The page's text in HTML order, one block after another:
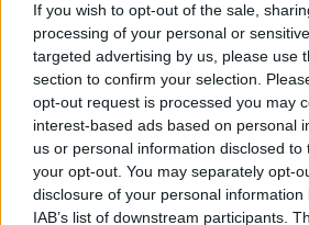
If you wish to opt-out of the sale,
processing of your personal or
targeted advertising by us, please use
section to confirm your selection.
opt-out request is processed you may
interest-based ads based on personal
us or personal information disclosed
your opt-out. You may separately opt-
disclosure of your personal
IAB’s list of downstream participants.
hivatalos pilóta, Timo Scheider sem
Extreme E őt is helyettesíteni
Nem akármilyen versenyzőket
francia Romain Dumas és a norvég
jelen mint tartalékpilóták
Dumas Le Mans-i karrierje után